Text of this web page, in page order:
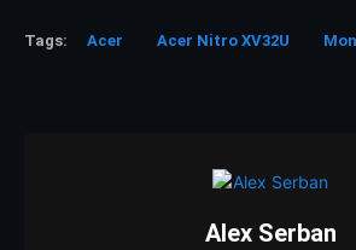
Tags: Acer Acer Nitro XV32U
Alex Serban